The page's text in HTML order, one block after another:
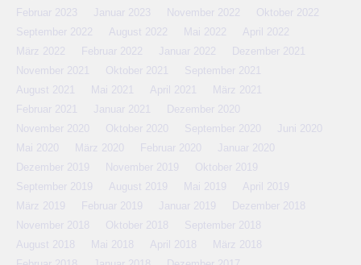
Februar 2023
Januar 2023 November 2022
Oktober 2022
September 2022
August 2022 Mai 2022
April 2022
März 2022
Februar 2022 Januar 2022
Dezember 2021
November 2021
Oktober 2021
September 2021
August 2021
Mai 2021 April 2021
März 2021
Februar 2021
Januar 2021
Dezember 2020
November 2020
Oktober 2020 September 2020
Juni 2020
Mai 2020
März 2020 Februar 2020
Januar 2020
Dezember 2019
November 2019
Oktober 2019
September 2019
August 2019 Mai 2019
April 2019
März 2019
Februar 2019 Januar 2019
Dezember 2018
November 2018
Oktober 2018
September 2018
August 2018
Mai 2018 April 2018
März 2018